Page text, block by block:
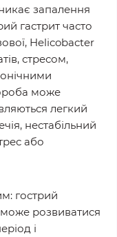
запалення
гастрит часто
Helicobacter
стресом,
може
легкий
нестабільний
або
гострий
може розвиватися
і